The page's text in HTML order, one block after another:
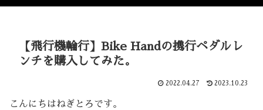
【飛行機輪行】Bike Handの携行ペダルレ
ンチを購入してみた。
2022.04.27 2023.10.23
こんにちはねぎとろです。